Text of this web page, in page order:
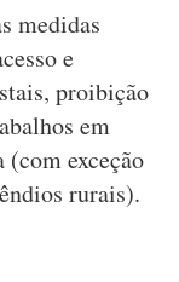
medidas
e
proibição
em
exceção
rurais).